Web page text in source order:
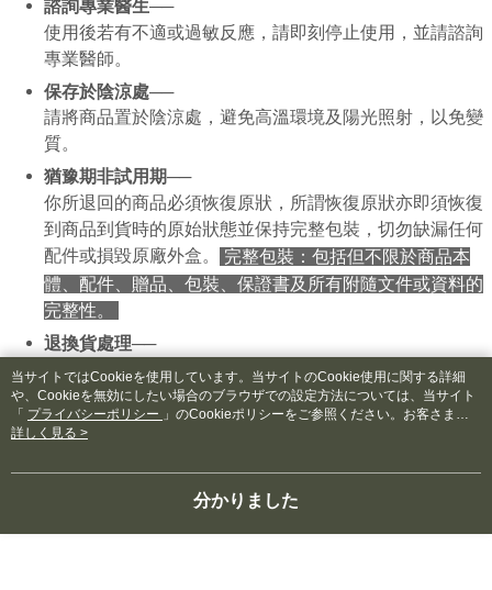
諮詢專業醫生──
使用後若有不適或過敏反應，請即刻停止使用，並請諮詢
專業醫師。
保存於陰涼處──
請將商品置於陰涼處，避免高溫環境及陽光照射，以免變
質。
猶豫期非試用期──
你所退回的商品必須恢復原狀，所謂恢復原狀亦即須恢復
到商品到貨時的原始狀態並保持完整包裝，切勿缺漏任何
配件或損毀原廠外盒。
完整包裝：包括但不限於商品本
體、配件、贈品、包裝、保證書及所有附隨文件或資料的
完整性。
退換貨處理──
收到商品後請儘速檢查商品外觀，若發生收到之商品有瑕
疵，請將瑕疵情況拍照後寄至
onlineshop@ms.yiri.com.tw，我們將儘速處理。
PC版の詳細についてを表示する
当サイトではCookieを使用しています。当サイトのCookie使用に関する詳細
や、Cookieを無効にしたい場合のブラウザでの設定方法については、当サイト
「 プライバシーポリシー 」のCookieポリシーをご参照ください。お客さま
が、当サイトを引き続き使用される場合、当社がサイト利用規約のCookieポリ
詳しく見る >
分かりました